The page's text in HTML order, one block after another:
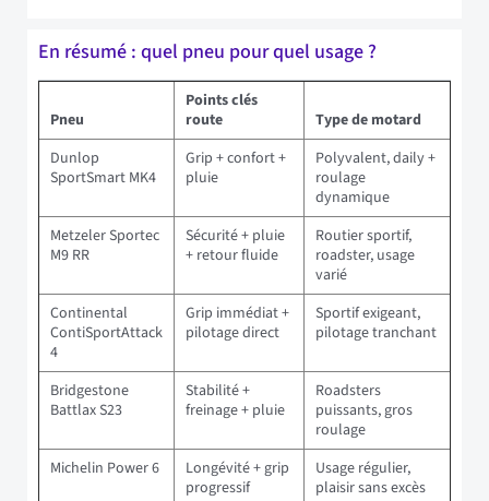
En résumé : quel pneu pour quel usage ?
Pneu
Points clés
route
Type de motard
Dunlop
SportSmart MK4
Grip + confort +
pluie
Polyvalent, daily +
roulage
dynamique
Metzeler Sportec
M9 RR
Sécurité + pluie
+ retour fluide
Routier sportif,
roadster, usage
varié
Continental
ContiSportAttack
4
Grip immédiat +
pilotage direct
Sportif exigeant,
pilotage tranchant
Bridgestone
Battlax S23
Stabilité +
freinage + pluie
Roadsters
puissants, gros
roulage
Michelin Power 6
Longévité + grip
progressif
Usage régulier,
plaisir sans excès